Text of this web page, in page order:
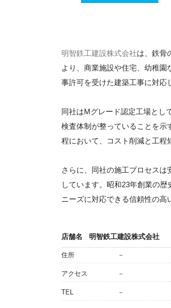
明智鉄工建設株式会社は、鉄骨
より、商業施設や住宅、幼稚
事許可を受けた建築工事に対応
同社はMグレード認定工場とし
検査体制が整っていることを示
程において、コスト削減と工程
さらに、同社の施工プロセス
しています。昭和23年創業の
ニーズに対応できる信頼性の高
店舗名 明智鉄工建設株式会社
住所 －
アクセス －
TEL －